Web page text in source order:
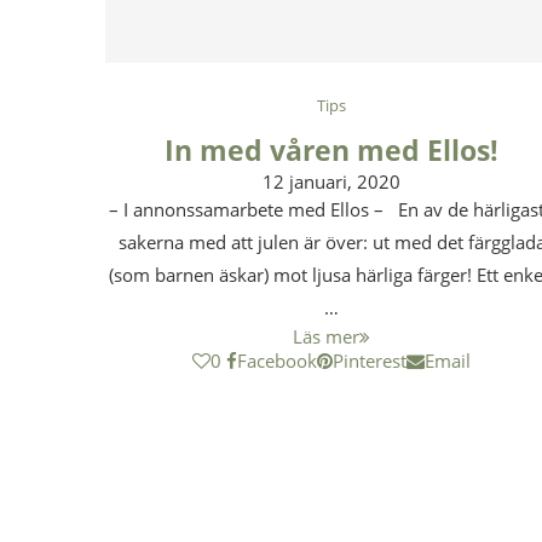
Tips
In med våren med Ellos!
12 januari, 2020
– I annonssamarbete med Ellos – En av de
sakerna med att julen är över: ut med det
(som barnen äskar) mot ljusa härliga färger! Ett
…
Läs mer
0
Facebook Pinterest Email